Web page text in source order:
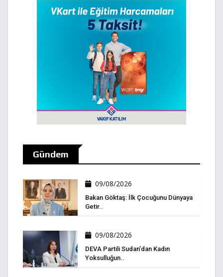
Gündem
09/08/2026
Bakan Göktaş: İlk Çocuğunu Dünyaya
Getir..
09/08/2026
DEVA Partili Sudan’dan Kadın
Yoksulluğun..